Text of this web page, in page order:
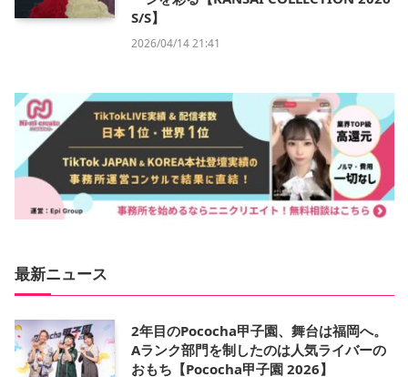
S/S】
2026/04/14 21:41
最新ニュース
2年目のPococha甲子園、舞台は福岡へ。
Aランク部門を制したのは人気ライバーの
おもち【Pococha甲子園 2026】